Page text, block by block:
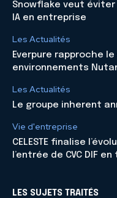
Snowflake veut
IA en entreprise
Les Actualités
Everpure rapproche
environnements
Les Actualités
Le groupe inherent
Vie d'entreprise
CELESTE finalise
l’entrée de CVC DIF
LES SUJETS TRAITÉS